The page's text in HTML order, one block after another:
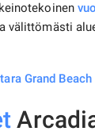
välittömästi
Grand